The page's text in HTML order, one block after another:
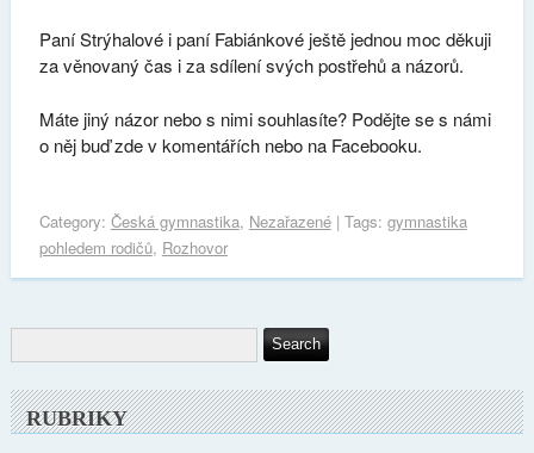
Paní Strýhalové i paní Fabiánkové ještě jednou moc děkuji
za věnovaný čas i za sdílení svých postřehů a názorů.
Máte jiný názor nebo s nimi souhlasíte? Podějte se s námi
o něj buď zde v komentářích nebo na Facebooku.
Category: Česká gymnastika, Nezařazené| Tags: gymnastika
pohledem rodičů, Rozhovor
RUBRIKY